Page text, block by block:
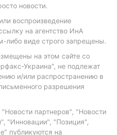
новости.
воспроизведение
на агентство ИнА
либо виде строго запрещены.
на этом сайте со
Украина", не подлежат
и/или распространению в
разрешения
партнеров", "Новости
"Инновации", "Позиция",
публикуются на